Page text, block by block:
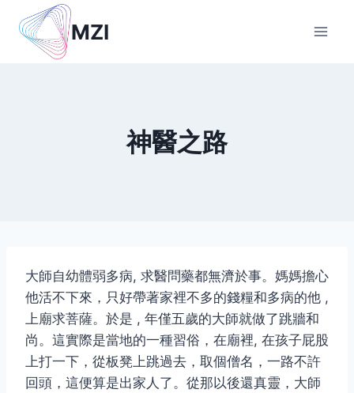
content
MZI
神醫之路
大師自幼體弱多病, 求醫問藥都無濟於事。媽媽擔心
他活不下來，只好帶著家裡不多的錢糧和多病的他 ,
上廟求菩薩。於是 , 年僅五歲的大師就做了跳牆和
尚。這實際是當地的一種習俗，在廟裡, 在孩子屁股
上打一下，從板凳上跳過去，取個僧名，一路不許
回頭，這便算是出家人了。從那以後還真靈，大師